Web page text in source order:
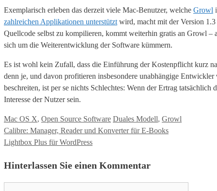
Exemplarisch erleben das derzeit viele Mac-Benutzer, welche Growl
zahlreichen Applikationen unterstützt wird, macht mit der Version
Quellcode selbst zu kompilieren, kommt weiterhin gratis an Growl
sich um die Weiterentwicklung der Software kümmern.
Es ist wohl kein Zufall, dass die Einführung der Kostenpflicht kurz
denn je, und davon profitieren insbesondere unabhängige
beschreiten, ist per se nichts Schlechtes: Wenn der Ertrag
Interesse der Nutzer sein.
Kategorien
Mac OS X, Open Source Software Tags
Duales Modell, Growl
Calibre: Manager, Reader und Konverter für E-Books
Lightbox Plus für WordPress
Hinterlassen Sie einen Kommentar